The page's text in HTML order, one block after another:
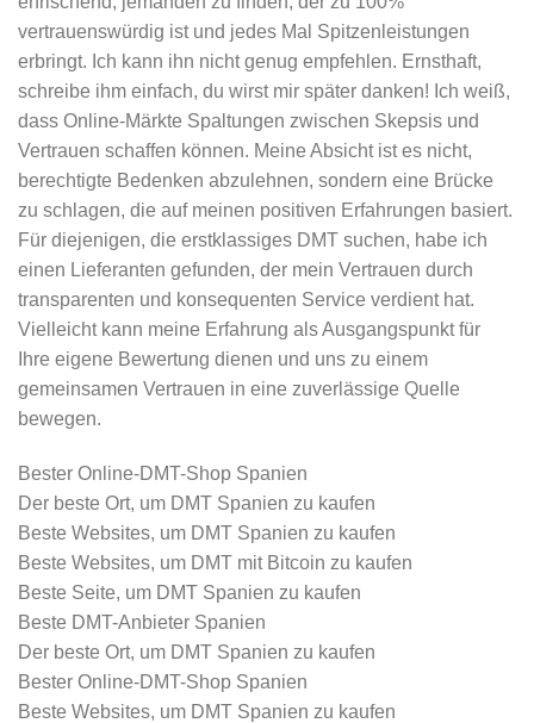
vertrauenswürdig ist und jedes Mal Spitzenleistungen
erbringt. Ich kann ihn nicht genug empfehlen. Ernsthaft,
schreibe ihm einfach, du wirst mir später danken! Ich weiß,
dass Online-Märkte Spaltungen zwischen Skepsis und
Vertrauen schaffen können. Meine Absicht ist es nicht,
berechtigte Bedenken abzulehnen, sondern eine Brücke
zu schlagen, die auf meinen positiven Erfahrungen basiert.
Für diejenigen, die erstklassiges DMT suchen, habe ich
einen Lieferanten gefunden, der mein Vertrauen durch
transparenten und konsequenten Service verdient hat.
Vielleicht kann meine Erfahrung als Ausgangspunkt für
Ihre eigene Bewertung dienen und uns zu einem
gemeinsamen Vertrauen in eine zuverlässige Quelle
bewegen.
Bester Online-DMT-Shop Spanien
Der beste Ort, um DMT Spanien zu kaufen
Beste Websites, um DMT Spanien zu kaufen
Beste Websites, um DMT mit Bitcoin zu kaufen
Beste Seite, um DMT Spanien zu kaufen
Beste DMT-Anbieter Spanien
Der beste Ort, um DMT Spanien zu kaufen
Bester Online-DMT-Shop Spanien
Beste Websites, um DMT Spanien zu kaufen